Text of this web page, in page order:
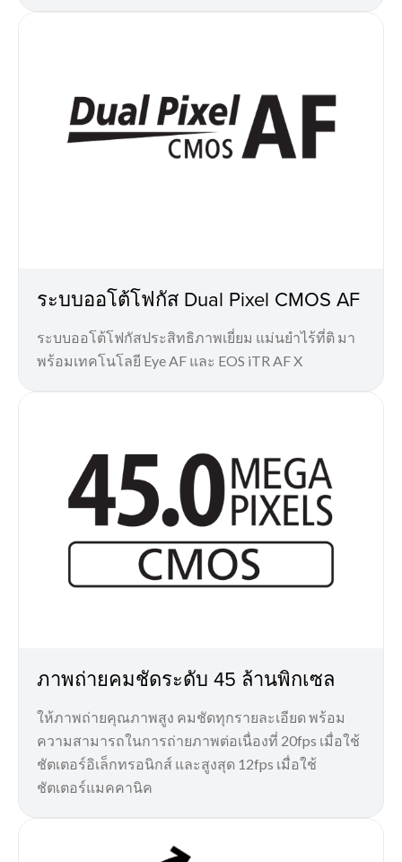
ระบบออโต้โฟกัส Dual Pixel CMOS AF
ระบบออโต้โฟกัสประสิทธิภาพเยี่ยม แม่นยำไร้ที่ติ มา
พร้อมเทคโนโลยี Eye AF และ EOS iTR AF X
ภาพถ่ายคมชัดระดับ 45 ล้านพิกเซล
ให้ภาพถ่ายคุณภาพสูง คมชัดทุกรายละเอียด พร้อม
ความสามารถในการถ่ายภาพต่อเนื่องที่ 20fps เมื่อใช้
ชัตเตอร์อิเล็กทรอนิกส์ และสูงสุด 12fps เมื่อใช้
ชัตเตอร์แมคคานิค